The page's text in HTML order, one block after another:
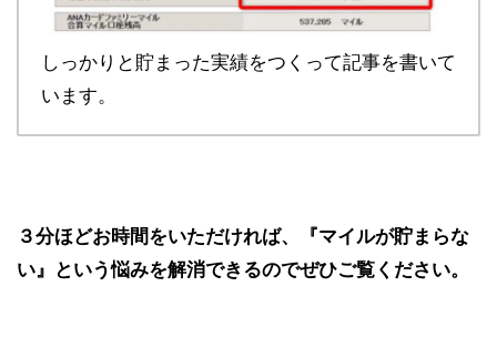
しっかりと貯まった実績をつくって記事を書いて
います。
３分ほどお時間をいただければ、『マイルが貯まらな
い』という悩みを解消できるのでぜひご覧ください。